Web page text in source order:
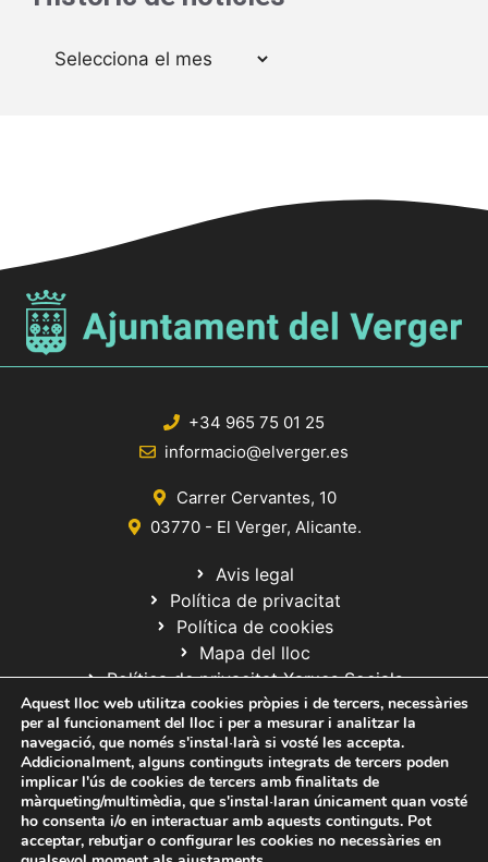
Arxius
+34 965 75 01 25
informacio@elverger.es
Carrer Cervantes, 10
03770 - El Verger, Alicante.
Avis legal
Política de privacitat
Política de cookies
Mapa del lloc
Política de privacitat Xarxes Socials
© 2020 Web desarrollada por el Servicio de Informática de Diputación
de Alicante
Aquest lloc web utilitza cookies pròpies i de tercers, necessàries
per al funcionament del lloc i per a mesurar i analitzar la
navegació, que només s'instal·larà si vosté les accepta.
Addicionalment, alguns continguts integrats de tercers poden
implicar l'ús de cookies de tercers amb finalitats de
màrqueting/multimèdia, que s'instal·laran únicament quan vosté
ho consenta i/o en interactuar amb aquests continguts. Pot
acceptar, rebutjar o configurar les cookies no necessàries en